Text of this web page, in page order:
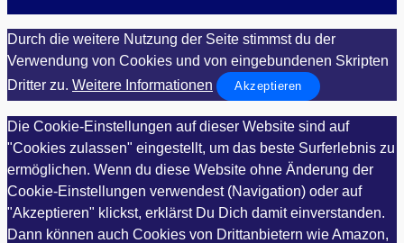
Durch die weitere Nutzung der Seite stimmst du der
Verwendung von Cookies und von eingebundenen Skripten
Dritter zu. Weitere Informationen Akzeptieren
Die Cookie-Einstellungen auf dieser Website sind auf
"Cookies zulassen" eingestellt, um das beste Surferlebnis zu
ermöglichen. Wenn du diese Website ohne Änderung der
Cookie-Einstellungen verwendest (Navigation) oder auf
"Akzeptieren" klickst, erklärst Du Dich damit einverstanden.
Dann können auch Cookies von Drittanbietern wie Amazon,